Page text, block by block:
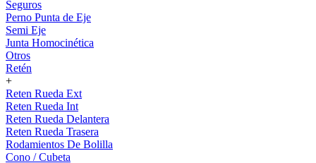
Seguros
Perno Punta de Eje
Semi Eje
Junta Homocinética
Otros
Retén
+
Reten Rueda Ext
Reten Rueda Int
Reten Rueda Delantera
Reten Rueda Trasera
Rodamientos De Bolilla
Cono / Cubeta